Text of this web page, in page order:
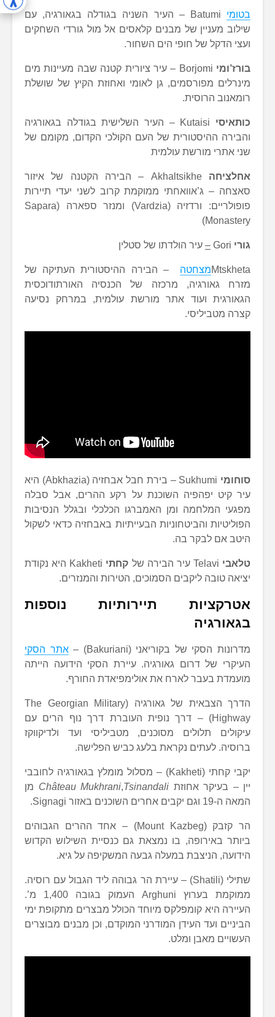
בטומי
Batumi – העיר השניה בגודלה בגאורגיה, עם
שילוב מעניין של מבנים קלאסים אל מול גורדי השחקים
ועצי הדקל של חופי הים השחור.
בורז’ומי
Borjomi – עיר ציורית קטנה שבה מעיינות מים
מינרלים מפורסמים, גן לאומי ואחוזת הקיץ של שושלת
רומאנוב הרוסית.
כותאיסי
Kutaisi – העיר השלישית בגודלה בגאורגיה
והבירה ההיסטורית של העם הקולכי הקדום, מקומם של
שני אתרי מורשת עולמית
אחלציחה
Akhaltsikhe – הבירה הקטנה של איזור
סאצחה – ג’אוואחתי ממוקמת קרוב לשני יעדי תיירות
פופולריים: ורדזיה (Vardzia) ומנזר ספארה (Sapara
Monastery)
גורי Gori
– עיר הולדתו של סטלין
מצחטה Mtskheta – הבירה ההיסטורית העתיקה של
מזרח גאורגיה, מרכזה של הכנסיה האורתודוכסית
הגאורגית ועוד אתר מורשת עולמית, במרחק נסיעה
קצרה מטביליסי.
סוחומי
Sukhumi – בירת חבל אבחזיה (Abkhazia) היא
עיר קיט יפהפיה השוכנת על רקע ההרים, אבל סבלה
מפגעי המלחמה ומן האמברגו הכלכלי ובגלל הנסיבות
הפוליטיות והביטחוניות הבעייתיות באבחזיה כדאי לשקול
היטב אם לבקר בה.
טלאבי Telavi עיר הבירה של קחתי
Kakheti היא נקודת
יציאה טובה ליקבים הסמוכים, הטירות והמנזרים.
אטרקציות תיירותיות נוספות
בגאורגיה
מדרונות הסקי של בקוריאני (Bakuriani) –
אתר הסקי
העיקרי של דרום גאורגיה. עיירת הסקי הידועה הייתה
מועמדת בעבר לארח את אולימפיאדת החורף.
הדרך הצבאית של גאורגיה (The Georgian Military
Highway) – דרך נופית העוברת דרך נוף הרים עם
עיקולים תלולים מסוכנים, מטביליסי ועד ולדיקווקז
ברוסיה. לעתים נקראת בלעג כביש הפלישה.
יקבי קחתי (Kakheti) – מסלול מומלץ בגאורגיה לחובבי
יין – בעיקר אחוזת
Château Mukhrani,Tsinandali
מן
המאה ה-19 וגם יקבים אחרים השוכנים באזור Signagi.
הר קזבק (Mount Kazbeg) – אחד ההרים הגבוהים
ביותר באירופה, בו נמצאת גם כנסיית השילוש הקדוש
הידועה, הניצבת במעלה גבעה המשקיפה על גיא.
שתילי (Shatili) – עיירת הר גבוהה ליד הגבול עם רוסיה.
ממוקמת בערוץ Arghuni העמוק בגובה 1,400 מ’.
העיירה היא קומפלקס מיוחד הכולל מבצרים מתקופת ימי
הביניים ועד העידן המודרני המוקדם, וכן מבנים מבוצרים
העשויים מאבן ומלט.